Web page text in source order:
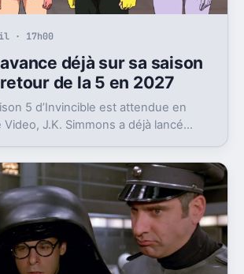
· 17h00
déjà sur sa saison
de la 5 en 2027
5 d’Invincible est attendue en
Video, J.K. Simmons a déjà lancé